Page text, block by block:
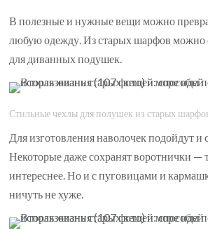
В полезные и нужные вещи можно
любую одежду. Из старых шарфов можно
для диванных подушек.
Стильные чехлы для полушек из старых
Для изготовления наволочек подойдут и
Некоторые даже сохранят воротнички —
интереснее. Но и с пуговицами и
ничуть не хуже.